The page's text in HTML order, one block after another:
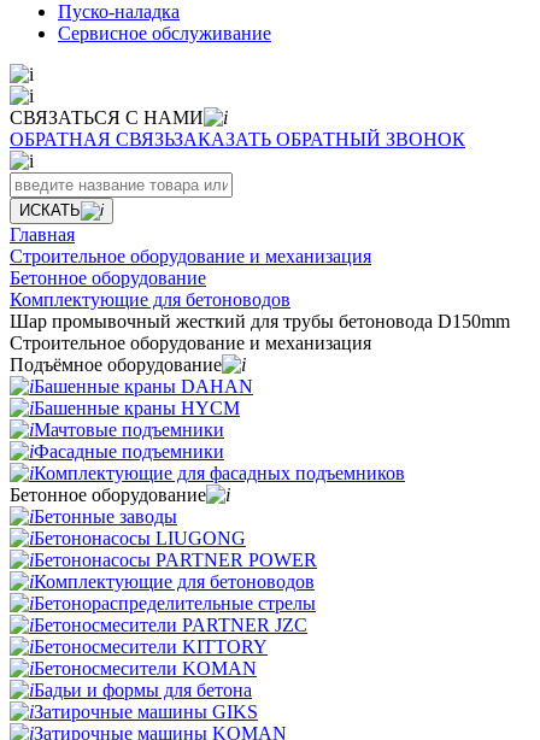
Пуско-наладка
Сервисное обслуживание
СВЯЗАТЬСЯ С НАМИ
ОБРАТНАЯ СВЯЗЬЗАКАЗАТЬ ОБРАТНЫЙ ЗВОНОК
ИСКАТЬ
Главная
Строительное оборудование и механизация
Бетонное оборудование
Комплектующие для бетоноводов
Шар промывочный жесткий для трубы бетоновода D150mm
Строительное оборудование и механизация
Подъёмное оборудование
Башенные краны DAHAN
Башенные краны HYCM
Мачтовые подъемники
Фасадные подъемники
Комплектующие для фасадных подъемников
Бетонное оборудование
Бетонные заводы
Бетононасосы LIUGONG
Бетононасосы PARTNER POWER
Комплектующие для бетоноводов
Бетонораспределительные стрелы
Бетоносмесители PARTNER JZC
Бетоносмесители KITTORY
Бетоносмесители KOMAN
Бадьи и формы для бетона
Затирочные машины GIKS
Затирочные машины KOMAN